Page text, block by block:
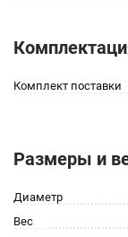
Комплект поставки
Размеры и
Диаметр
Вес